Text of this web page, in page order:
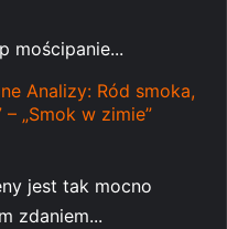
mościpanie...
Analizy: Ród smoka,
„Smok w zimie”
jest tak mocno
zdaniem...